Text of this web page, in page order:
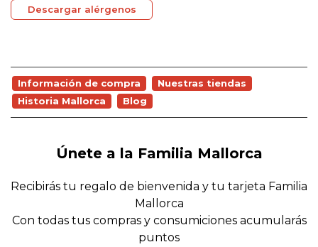
Descargar alérgenos
Información de compra
Nuestras tiendas
Historia Mallorca
Blog
Únete a la Familia Mallorca
Recibirás tu regalo de bienvenida y tu tarjeta Familia
Mallorca
Con todas tus compras y consumiciones acumularás
puntos